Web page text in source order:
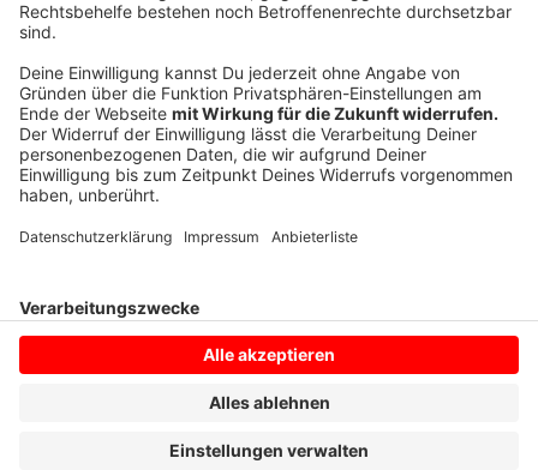
Schmutzwasserkanäle sanieren beziehungsweise
Anzeige